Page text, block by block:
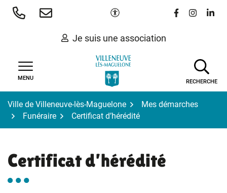
Aller
Paramètres d'accessibilité
Lien vers le
Lien vers
Lien
Je suis une association
MENU
RECHERCHE
Ville de Villeneuve-lès-Maguelone
Mes démarches
Funéraire
Certificat d’hérédité
Certificat d’hérédité